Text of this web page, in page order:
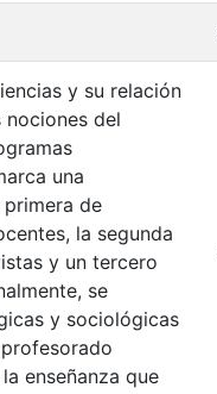
y su relación
nociones del
una
de
la segunda
y un tercero
se
y sociológicas
enseñanza que